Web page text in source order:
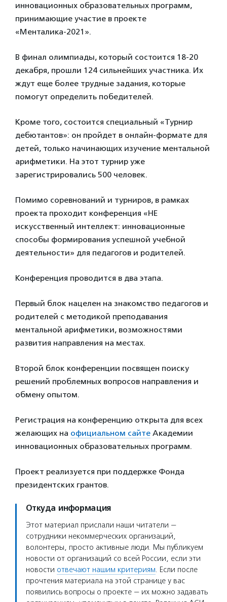
инновационных образовательных программ,
принимающие участие в проекте
«Менталика-2021».
В финал олимпиады, который состоится 18-20
декабря, прошли 124 сильнейших участника. Их
ждут еще более трудные задания, которые
помогут определить победителей.
Кроме того, состоится специальный «Турнир
дебютантов»: он пройдет в онлайн-формате для
детей, только начинающих изучение ментальной
арифметики. На этот турнир уже
зарегистрировались 500 человек.
Помимо соревнований и турниров, в рамках
проекта проходит конференция «НЕ
искусственный интеллект: инновационные
способы формирования успешной учебной
деятельности» для педагогов и родителей.
Конференция проводится в два этапа.
Первый блок нацелен на знакомство педагогов и
родителей с методикой преподавания
ментальной арифметики, возможностями
развития направления на местах.
Второй блок конференции посвящен поиску
решений проблемных вопросов направления и
обмену опытом.
Регистрация на конференцию открыта для всех
желающих на официальном сайте Академии
инновационных образовательных программ.
Проект реализуется при поддержке Фонда
президентских грантов.
Откуда информация
Этот материал прислали наши читатели —
сотрудники некоммерческих организаций,
волонтеры, просто активные люди. Мы публикуем
новости от организаций со всей России, если эти
новости отвечают нашим критериям. Если после
прочтения материала на этой странице у вас
появились вопросы о проекте — их можно задавать